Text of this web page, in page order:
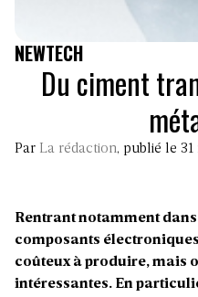
NEWTECH
Du ciment
Par La rédaction, publié le 31
Rentrant notamment
composants
coûteux à produire, mais
intéressantes. En